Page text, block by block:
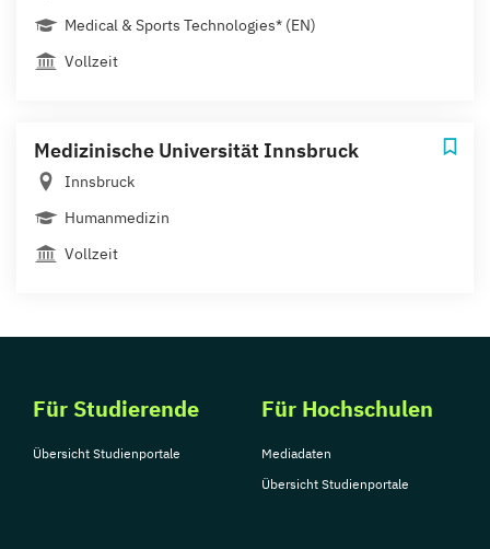
Medical & Sports Technologies* (EN)
Vollzeit
Medizinische Universität Innsbruck
Innsbruck
Humanmedizin
Vollzeit
Für Studierende
Übersicht Studienportale
Für Hochschulen
Mediadaten
Übersicht Studienportale